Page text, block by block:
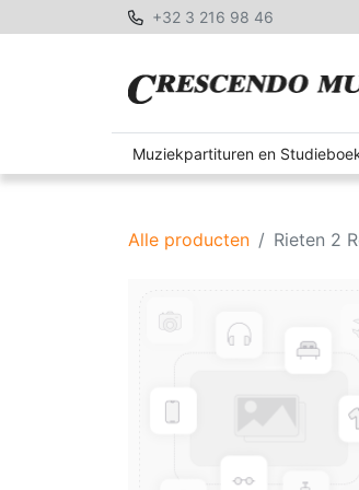
+32 3 216 98 46
Muziekpartituren en
Alle producten Rieten 2